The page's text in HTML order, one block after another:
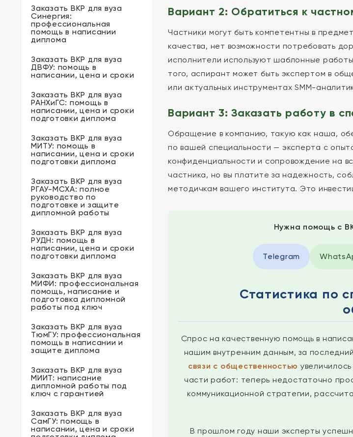
Заказать ВКР для вуза
Синергия:
профессиональная
помощь в написании
диплома
Заказать ВКР для вуза
ДВФУ: помощь в
написании, цена и сроки
Заказать ВКР для вуза
РАНХиГС: помощь в
написании, цена и сроки
подготовки диплома
Заказать ВКР для вуза
МИТУ: помощь в
написании, цена и сроки
подготовки диплома
Заказать ВКР для вуза
РГАУ-МСХА: полное
руководство по
подготовке и защите
дипломной работы
Заказать ВКР для вуза
РУДН: помощь в
написании, цена и сроки
подготовки диплома
Заказать ВКР для вуза
МИФИ: профессиональная
помощь, написание и
подготовка дипломной
работы под ключ
Заказать ВКР для вуза
ТюмГУ: профессиональная
помощь в написании и
защите диплома
Заказать ВКР для вуза
МИИТ: написание
дипломной работы под
ключ с гарантией
Заказать ВКР для вуза
СамГУ: помощь в
написании, цена и сроки
Вариант 2: Обратиться к
Частники могут быть компетентны в
качества, нет возможности потребовать
исполнители используют шаблонные
того, аспирант может быть экспертом в
или актуальных инструментах SMM-
Вариант 3: Заказать работу в
Обращение в компанию, такую как наша,
по вашей специальности — эксперта с
конфиденциальности и сопровождение на
частника, но вы платите за надежность,
методичкам вашего института. Это
Нужна помощь с
Telegram
Статистика по
Спрос на качественную помощь в
нашим внутренним данным, за
связи с общественностью
части работ: теперь недостаточно
коммуникационной стратегии,
В прошлом году наши эксперты